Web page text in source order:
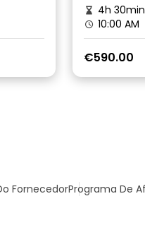
4h 30min
10:00 AM
€590.00
FornecedorPrograma De